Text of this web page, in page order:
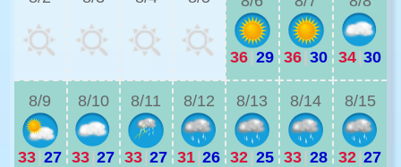
36|29 36|30 34|30
8/9
33|27
8/10
33|27
8/11
33|27
8/12
31|26
8/13
32|25
8/14
33|28
8/15
32|27